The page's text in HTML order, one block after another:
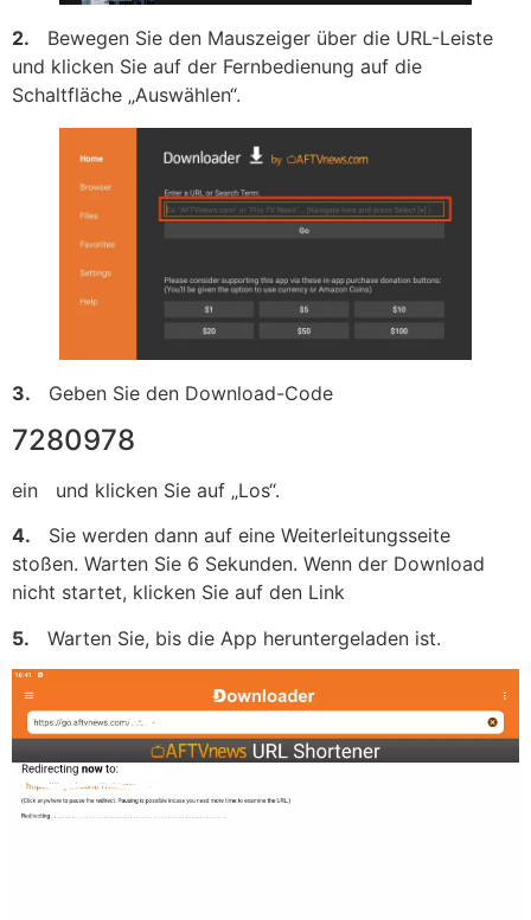
2. Bewegen Sie den Mauszeiger über die URL-Leiste
und klicken Sie auf der Fernbedienung auf die
Schaltfläche „Auswählen“.
3. Geben Sie den Download-Code
7280978
ein und klicken Sie auf „Los“.
4. Sie werden dann auf eine Weiterleitungsseite
stoßen. Warten Sie 6 Sekunden. Wenn der Download
nicht startet, klicken Sie auf den Link
5. Warten Sie, bis die App heruntergeladen ist.